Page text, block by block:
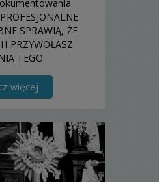
​SPRAWIĄ, ŻE
PRZYWOŁASZ
TEGO
więcej